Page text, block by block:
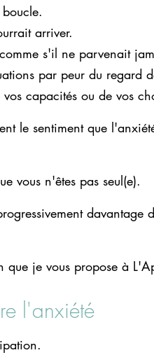
arriver.
s'il ne parvenait
par peur du regard
capacités ou de vos
le sentiment que
vous n'êtes pas seul(e).
davantage
que je vous propose à
l'anxiété